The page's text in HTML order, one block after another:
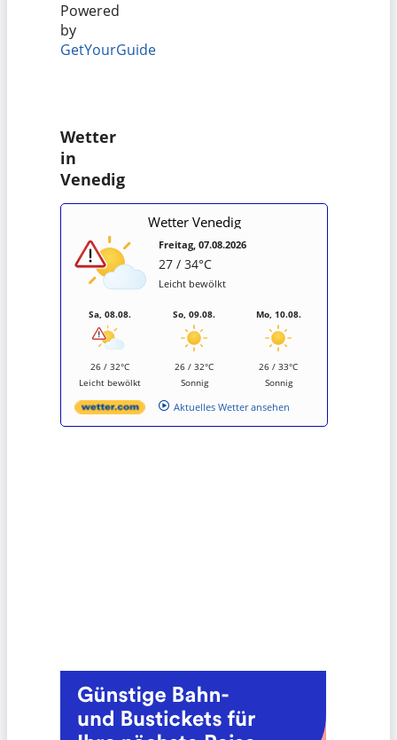
Powered
by
GetYourGuide
Wetter
in
Venedig
Wetter Venedig
Freitag, 07.08.2026
27 / 34°C
Leicht bewölkt
Sa, 08.08.
26 / 32°C
Leicht bewölkt
So, 09.08.
26 / 32°C
Sonnig
Mo, 10.08.
26 / 33°C
Sonnig
Aktuelles Wetter ansehen